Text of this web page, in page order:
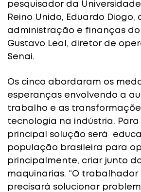
pesquisador da
Reino Unido, Eduardo Diogo,
administração e finanças do
Gustavo Leal, diretor de
Senai.
Os cinco abordaram os
esperanças envolvendo a
trabalho e as
tecnologia na indústria. Para
principal solução será
população brasileira para
principalmente, criar junto
maquinarias. “O trabalhador
precisará solucionar